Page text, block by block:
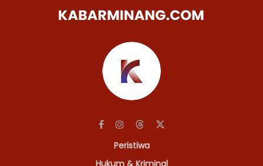
Peristiwa
Hukum & Kriminal